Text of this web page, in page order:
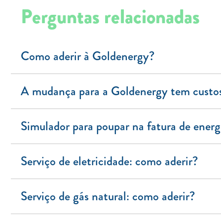
Perguntas relacionadas
Como aderir à Goldenergy?
A mudança para a Goldenergy tem
Simulador para poupar na fatura de
Serviço de eletricidade: como aderir?
Serviço de gás natural: como aderir?